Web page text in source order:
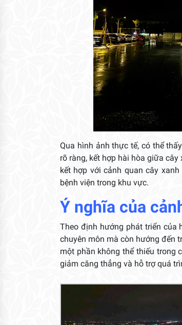
Qua hình ảnh thực tế, có thể
rõ ràng, kết hợp hài hòa giữa
kết hợp với cảnh quan cây
bệnh viện trong khu vực.
Ý nghĩa của
Theo định hướng phát triển của
chuyên môn mà còn hướng đến
một phần không thể thiếu trong
giảm căng thẳng và hỗ trợ quá